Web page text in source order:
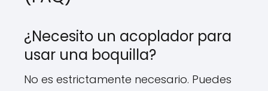
¿Necesito un acoplador para
usar una boquilla?
No es estrictamente necesario. Puedes